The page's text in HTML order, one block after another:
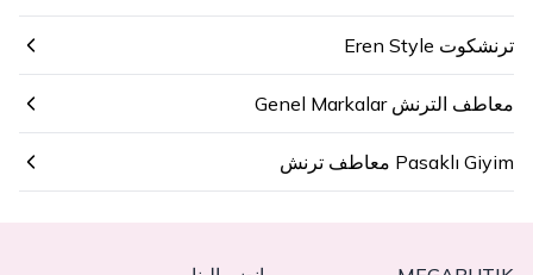
ترنشكوت Eren Style
معاطف الترنش Genel Markalar
Pasaklı Giyim معاطف ترنش